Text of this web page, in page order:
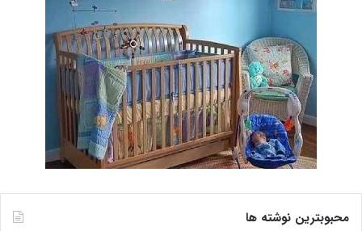
محبوبترین نوشته ها